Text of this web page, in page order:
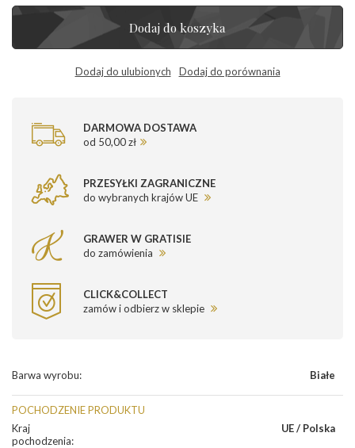
Dodaj do koszyka
Dodaj do ulubionych Dodaj do porównania
DARMOWA DOSTAWA
od 50,00 zł
PRZESYŁKI ZAGRANICZNE
do wybranych krajów UE
GRAWER W GRATISIE
do zamówienia
CLICK&COLLECT
zamów i odbierz w sklepie
Barwa wyrobu: Białe
POCHODZENIE PRODUKTU
Kraj
pochodzenia:
UE / Polska